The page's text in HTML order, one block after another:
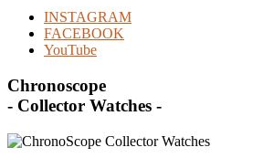
INSTAGRAM
FACEBOOK
YouTube
Chronoscope
- Collector Watches -